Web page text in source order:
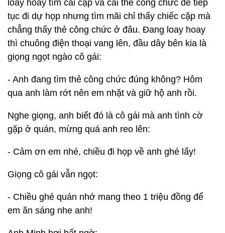
loay hoay tìm cái cặp và cái thẻ công chức để tiếp
tục đi dự họp nhưng tìm mãi chỉ thấy chiếc cặp mà
chẳng thấy thẻ công chức ở đâu. Đang loay hoay
thì chuông điện thoại vang lên, đầu dây bên kia là
giọng ngọt ngào cô gái:
- Anh đang tìm thẻ công chức đúng không? Hôm
qua anh làm rớt nên em nhặt và giữ hộ anh rồi.
Nghe giọng, anh biết đó là cô gái mà anh tình cờ
gặp ở quán, mừng quá anh reo lên:
- Cảm ơn em nhé, chiều đi họp về anh ghé lấy!
Giọng cô gái vẫn ngọt:
- Chiều ghé quán nhớ mang theo 1 triệu đồng để
em ăn sáng nhe anh!